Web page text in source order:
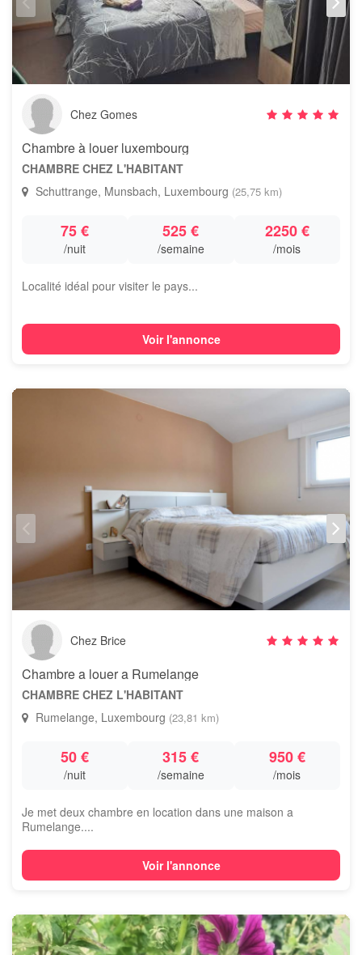
Chez Gomes
Chambre à louer luxembourg
CHAMBRE CHEZ L'HABITANT
Schuttrange, Munsbach, Luxembourg (25,75 km)
75 €
/nuit
525 €
/semaine
2250 €
/mois
Localité idéal pour visiter le pays...
Voir l'annonce
Chez Brice
Chambre a louer a Rumelange
CHAMBRE CHEZ L'HABITANT
Rumelange, Luxembourg (23,81 km)
50 €
/nuit
315 €
/semaine
950 €
/mois
Je met deux chambre en location dans une maison a
Rumelange....
Voir l'annonce